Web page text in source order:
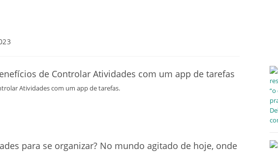
Atividades com um app de tarefas.
para se organizar? No mundo agitado de hoje, onde